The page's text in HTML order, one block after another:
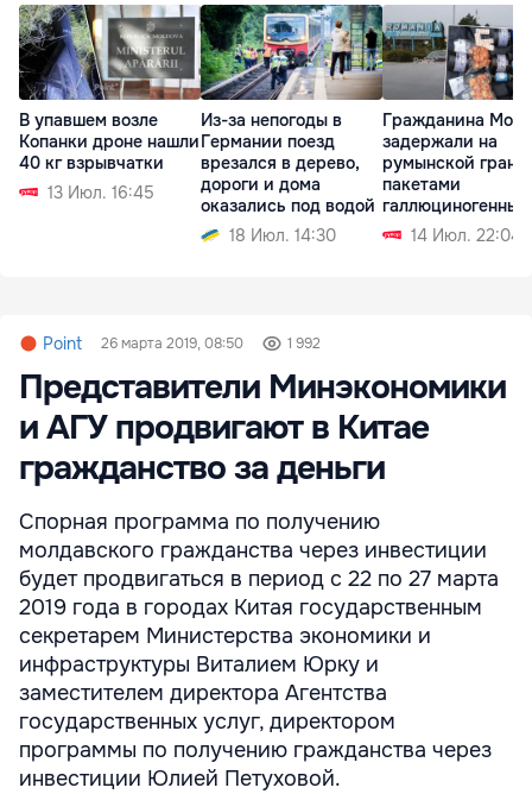
В упавшем возле
Копанки дроне нашли
40 кг взрывчатки
13 Июл. 16:45
Из-за непогоды в
Германии поезд
врезался в дерево,
дороги и дома
оказались под водой
18 Июл. 14:30
Гражданина
задержали на
румынской
пакетами
галлюциногенных
грибов14 Июл. 22:04
Point 26 марта 2019, 08:50 1 992
Представители Минэкономики
и АГУ продвигают в Китае
гражданство за деньги
Спорная программа по получению
молдавского гражданства через инвестиции
будет продвигаться в период с 22 по 27 марта
2019 года в городах Китая государственным
секретарем Министерства экономики и
инфраструктуры Виталием Юрку и
заместителем директора Агентства
государственных услуг, директором
программы по получению гражданства через
инвестиции Юлией Петуховой.